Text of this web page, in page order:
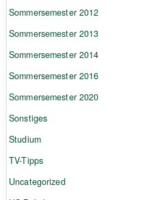
Sommersemester 2012
Sommersemester 2013
Sommersemester 2014
Sommersemester 2016
Sommersemester 2020
Sonstiges
Studium
TV-Tipps
Uncategorized